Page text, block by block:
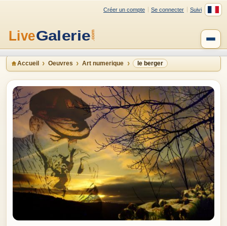
Créer un compte Se connecter Suivi
Accueil Oeuvres Art numerique le berger